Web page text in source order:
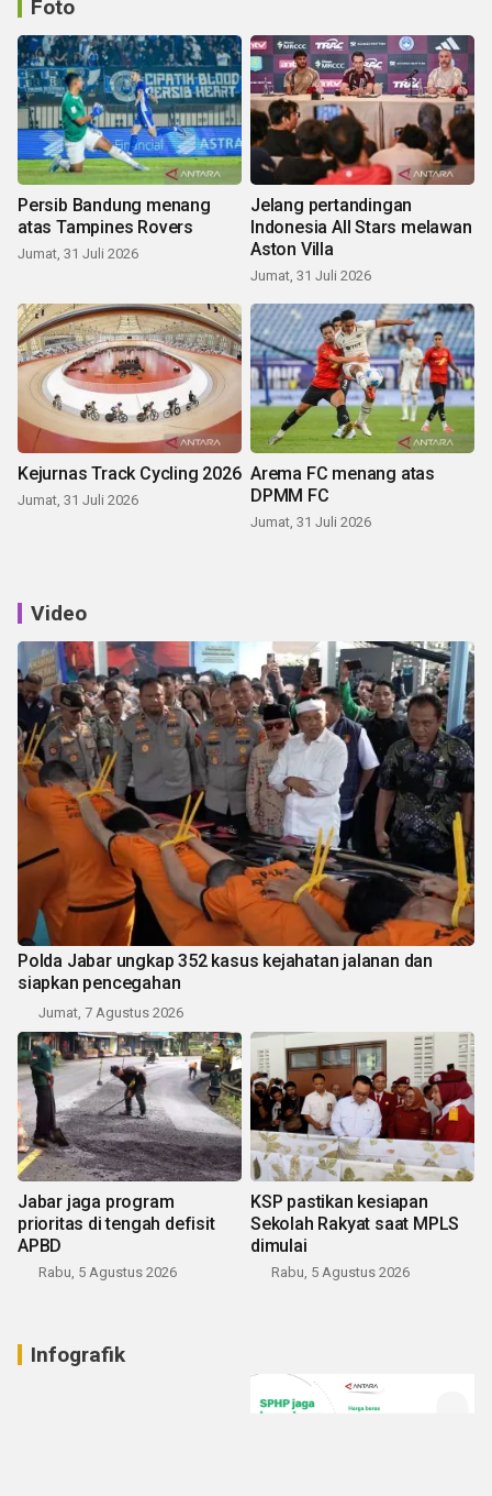
Foto
Persib Bandung menang
atas Tampines Rovers
Jumat, 31 Juli 2026
Jelang pertandingan
Indonesia All Stars melawan
Aston Villa
Jumat, 31 Juli 2026
Kejurnas Track Cycling 2026
Jumat, 31 Juli 2026
Arema FC menang atas
DPMM FC
Jumat, 31 Juli 2026
Video
Polda Jabar ungkap 352 kasus kejahatan jalanan dan
siapkan pencegahan
Jumat, 7 Agustus 2026
Jabar jaga program
prioritas di tengah defisit
APBD
Rabu, 5 Agustus 2026
KSP pastikan kesiapan
Sekolah Rakyat saat MPLS
dimulai
Rabu, 5 Agustus 2026
Infografik